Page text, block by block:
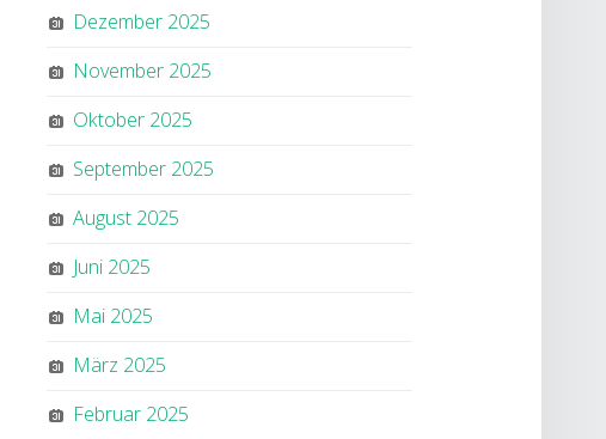
Dezember 2025
November 2025
Oktober 2025
September 2025
August 2025
Juni 2025
Mai 2025
März 2025
Februar 2025